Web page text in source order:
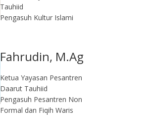
Tauhiid
Pengasuh Kultur Islami
Fahrudin, M.Ag​
Ketua Yayasan Pesantren
Daarut Tauhiid
Pengasuh Pesantren Non
Formal dan Fiqih Waris